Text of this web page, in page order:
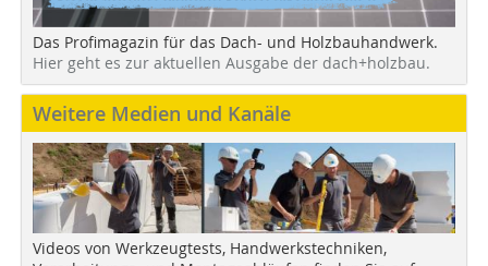
Das Profimagazin für das Dach- und Holzbauhandwerk.
Hier geht es zur aktuellen Ausgabe der dach+holzbau.
Weitere Medien und Kanäle
Videos von Werkzeugtests, Handwerkstechniken,